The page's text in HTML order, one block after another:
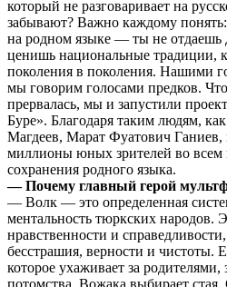
который не разговаривает на
забывают? Важно каждому
на родном языке — ты не отдаешь
ценишь национальные традиции,
поколения в поколения. Нашими
мы говорим голосами предков.
прервалась, мы и запустили
Буре». Благодаря таким людям,
Магдеев, Марат Фуатович Ганиев,
миллионы юных зрителей во
сохранения родного языка.
— Почему главный герой
— Волк — это определенная
ментальность тюркских народов.
нравственности и
бесстрашия, верности и чистоты.
которое ухаживает за
потомства. Вожака выбирает